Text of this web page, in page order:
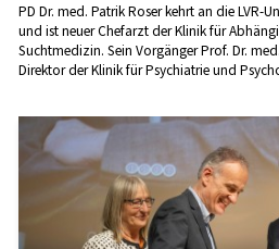
PD Dr. med. Patrik Roser kehrt an die LVR-
und ist neuer Chefarzt der Klinik für
Suchtmedizin. Sein Vorgänger Prof. Dr.
Direktor der Klinik für Psychiatrie und